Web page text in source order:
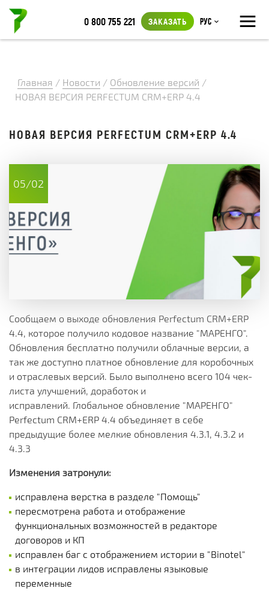
≡
0 800 755 221 ЗАКАЗАТЬ Рус
Главная / Новости / Обновление версий /
НОВАЯ ВЕРСИЯ PERFECTUM CRM+ERP 4.4
НОВАЯ ВЕРСИЯ PERFECTUM CRM+ERP 4.4
05/02
Сообщаем о выходе обновления Perfectum CRM+ERP
4.4, которое получило кодовое название "МАРЕНГО".
Обновления бесплатно получили облачные версии, а
так же доступно платное обновление для коробочных
и отраслевых версий. Было выполнено всего 104 чек-
листа улучшений, доработок и
исправлений. Глобальное обновление "МАРЕНГО"
Perfectum CRM+ERP 4.4 объединяет в себе
предыдущие более мелкие обновления 4.3.1, 4.3.2 и
4.3.3
Изменения затронули:
исправлена верстка в разделе "Помощь"
пересмотрена работа и отображение
функциональных возможностей в редакторе
договоров и КП
исправлен баг с отображением истории в "Binotel"
в интеграции лидов исправлены языковые
переменные